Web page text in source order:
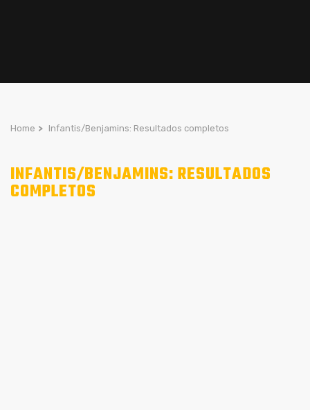
Home > Infantis/Benjamins: Resultados completos
INFANTIS/BENJAMINS: RESULTADOS
COMPLETOS